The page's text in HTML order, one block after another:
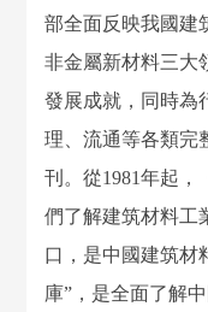
部全面反映我國建
非金屬新材料三大
發展成就，同時為
理、流通等各類完
刊。從1981年起，
們了解建筑材料工
口，是中國建筑材
庫”，是全面了解